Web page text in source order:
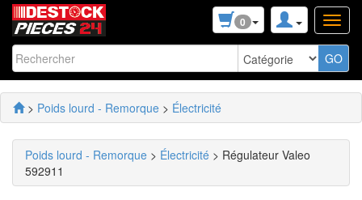
0
> Poids lourd - Remorque > Électricité
Poids lourd - Remorque > Électricité > Régulateur Valeo
592911